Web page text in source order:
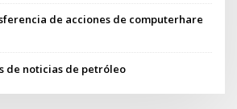
de acciones de computerhare
de noticias de petróleo